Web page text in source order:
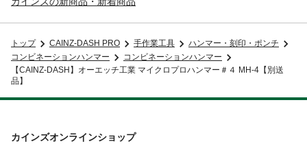
トップ CAINZ-DASH PRO 手作業工具
ハンマー・刻印・ポンチ
コンビネーションハンマー
コンビネーションハンマー
【CAINZ-DASH】オーエッチ工業 マイクロプロハンマー＃４ MH-4【別送
品】
カインズオンラインショップ